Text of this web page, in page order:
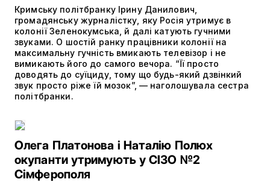
Кримську політбранку Ірину Данилович,
громадянську журналістку, яку Росія утримує в
колонії Зеленокумська, й далі катують гучними
звуками. О шостій ранку працівники колонії на
максимальну гучність вмикають телевізор і не
вимикають його до самого вечора. “Її просто
доводять до суїциду, тому що будь-який дзвінкий
звук просто ріже їй мозок”, — наголошувала сестра
політбранки.
Олега Платонова і Наталію Полюх
окупанти утримують у СІЗО №2
Сімферополя